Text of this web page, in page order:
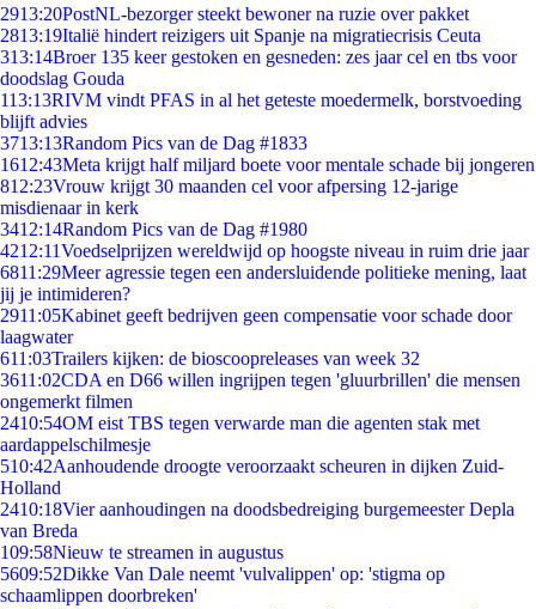
2913:20PostNL-bezorger steekt bewoner na ruzie over pakket
2813:19Italië hindert reizigers uit Spanje na migratiecrisis Ceuta
313:14Broer 135 keer gestoken en gesneden: zes jaar cel en tbs voor
doodslag Gouda
113:13RIVM vindt PFAS in al het geteste moedermelk, borstvoeding
blijft advies
3713:13Random Pics van de Dag #1833
1612:43Meta krijgt half miljard boete voor mentale schade bij jongeren
812:23Vrouw krijgt 30 maanden cel voor afpersing 12-jarige
misdienaar in kerk
3412:14Random Pics van de Dag #1980
4212:11Voedselprijzen wereldwijd op hoogste niveau in ruim drie jaar
6811:29Meer agressie tegen een andersluidende politieke mening, laat
jij je intimideren?
2911:05Kabinet geeft bedrijven geen compensatie voor schade door
laagwater
611:03Trailers kijken: de bioscoopreleases van week 32
3611:02CDA en D66 willen ingrijpen tegen 'gluurbrillen' die mensen
ongemerkt filmen
2410:54OM eist TBS tegen verwarde man die agenten stak met
aardappelschilmesje
510:42Aanhoudende droogte veroorzaakt scheuren in dijken Zuid-
Holland
2410:18Vier aanhoudingen na doodsbedreiging burgemeester Depla
van Breda
109:58Nieuw te streamen in augustus
5609:52Dikke Van Dale neemt 'vulvalippen' op: 'stigma op
schaamlippen doorbreken'